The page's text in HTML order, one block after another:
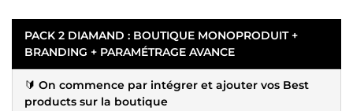
PACK 2 DIAMAND : BOUTIQUE MONOPRODUIT +
BRANDING + PARAMÉTRAGE AVANCE
🔰 On commence par intégrer et ajouter vos Best
products sur la boutique